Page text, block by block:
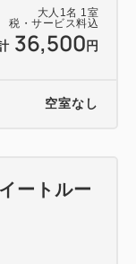
1：00p.m.～翌
40分
宮城I.Cより約
大人 1 名 1 室
税・サービス料込
36,500 円
空室なし
ートルー